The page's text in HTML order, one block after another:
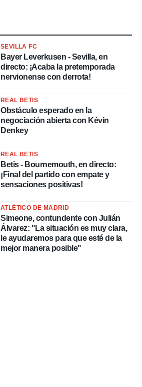
SEVILLA FC
Bayer Leverkusen - Sevilla, en
directo: ¡Acaba la pretemporada
nervionense con derrota!
REAL BETIS
Obstáculo esperado en la
negociación abierta con Kévin
Denkey
REAL BETIS
Betis - Bournemouth, en directo:
¡Final del partido con empate y
sensaciones positivas!
ATLÉTICO DE MADRID
Simeone, contundente con Julián
Álvarez: "La situación es muy clara,
le ayudaremos para que esté de la
mejor manera posible"